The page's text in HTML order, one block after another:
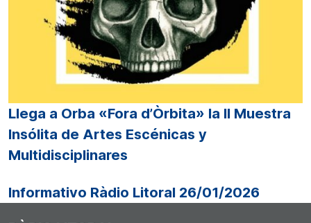
Llega a Orba «Fora d’Òrbita» la II Muestra
Insólita de Artes Escénicas y
Multidisciplinares
Informativo Ràdio Litoral 26/01/2026